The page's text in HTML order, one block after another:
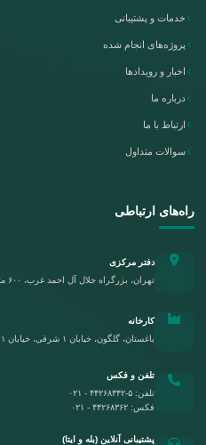
خدمات و پشتیبانی
پروژه‌های انجام شده
اخبار و رویدادها
درباره ما
ارتباط با ما
سوالات متداول
راه‌های ارتباطی
دفتر مرکزی
تهران، بزرگراه جلال آل احمد غرب، ۶۰۰ متر بعد از پل یادگار امام، پلاک ۳۸۳، طبقه ۲
کارخانه
باغستان، گلگون، خیابان ۱ شرقی، خیابان ۱ شمالی، پلاک ۱۶، طبقه همکف
تلفن و فکس
تلفن:۰۲۱ - ۴۴۲۶۸۳۴۲-۵
فکس:۰۲۱ - ۴۴۲۶۸۳۶۲
پشتیبانی آنلاین (بله و ایتا)